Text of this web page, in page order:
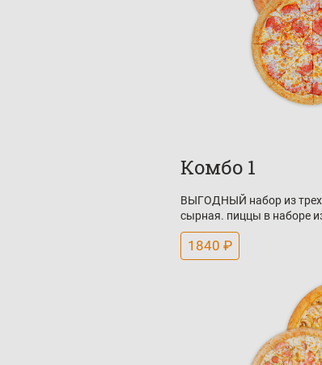
Комбо 1
ВЫГОДНЫЙ набор из трех
сырная. пиццы в наборе
1840 ₽